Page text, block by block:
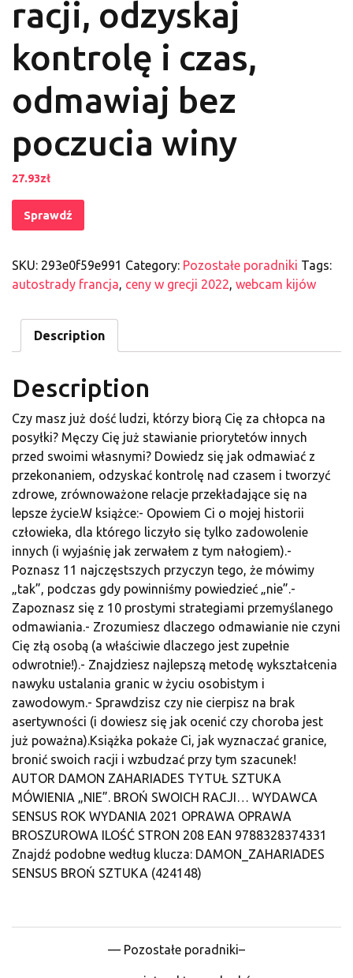
racji, odzyskaj
kontrolę i czas,
odmawiaj bez
poczucia winy
27.93zł
Sprawdź
SKU: 293e0f59e991 Category: Pozostałe poradniki Tags:
autostrady francja, ceny w grecji 2022, webcam kijów
Description
Description
Czy masz już dość ludzi, którzy biorą Cię za chłopca na
posyłki? Męczy Cię już stawianie priorytetów innych
przed swoimi własnymi? Dowiedz się jak odmawiać z
przekonaniem, odzyskać kontrolę nad czasem i tworzyć
zdrowe, zrównoważone relacje przekładające się na
lepsze życie.W książce:- Opowiem Ci o mojej historii
człowieka, dla którego liczyło się tylko zadowolenie
innych (i wyjaśnię jak zerwałem z tym nałogiem).-
Poznasz 11 najczęstszych przyczyn tego, że mówimy
„tak”, podczas gdy powinniśmy powiedzieć „nie”.-
Zapoznasz się z 10 prostymi strategiami przemyślanego
odmawiania.- Zrozumiesz dlaczego odmawianie nie czyni
Cię złą osobą (a właściwie dlaczego jest zupełnie
odwrotnie!).- Znajdziesz najlepszą metodę wykształcenia
nawyku ustalania granic w życiu osobistym i
zawodowym.- Sprawdzisz czy nie cierpisz na brak
asertywności (i dowiesz się jak ocenić czy choroba jest
już poważna).Książka pokaże Ci, jak wyznaczać granice,
bronić swoich racji i wzbudzać przy tym szacunek!
AUTOR DAMON ZAHARIADES TYTUŁ SZTUKA
MÓWIENIA „NIE”. BROŃ SWOICH RACJI… WYDAWCA
SENSUS ROK WYDANIA 2021 OPRAWA OPRAWA
BROSZUROWA ILOŚĆ STRON 208 EAN 9788328374331
Znajdź podobne według klucza: DAMON_ZAHARIADES
SENSUS BROŃ SZTUKA (424148)
— Pozostałe poradniki–